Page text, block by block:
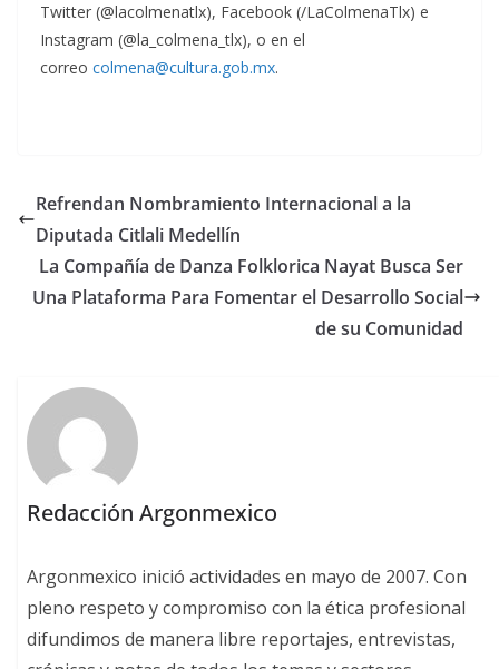
Twitter (@lacolmenatlx), Facebook (/LaColmenaTlx) e
Instagram (@la_colmena_tlx), o en el
correo colmena@cultura.gob.mx.
Refrendan Nombramiento Internacional a la
Diputada Citlali Medellín
La Compañía de Danza Folklorica Nayat Busca Ser
Una Plataforma Para Fomentar el Desarrollo Social
de su Comunidad
Redacción Argonmexico
Argonmexico inició actividades en mayo de 2007. Con
pleno respeto y compromiso con la ética profesional
difundimos de manera libre reportajes, entrevistas,